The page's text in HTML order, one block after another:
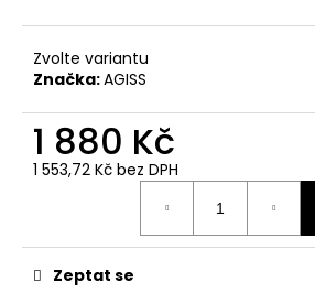
Zvolte variantu
Značka:AGISS
1 880 Kč
1 553,72 Kč bez DPH
Zeptat se
r
u
č
j
m
TOFI